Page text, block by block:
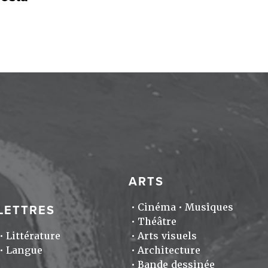
Littérature
Langue
ARTS
Cinéma
Musiques
Théâtre
Arts visuels
Architecture
Bande dessinée